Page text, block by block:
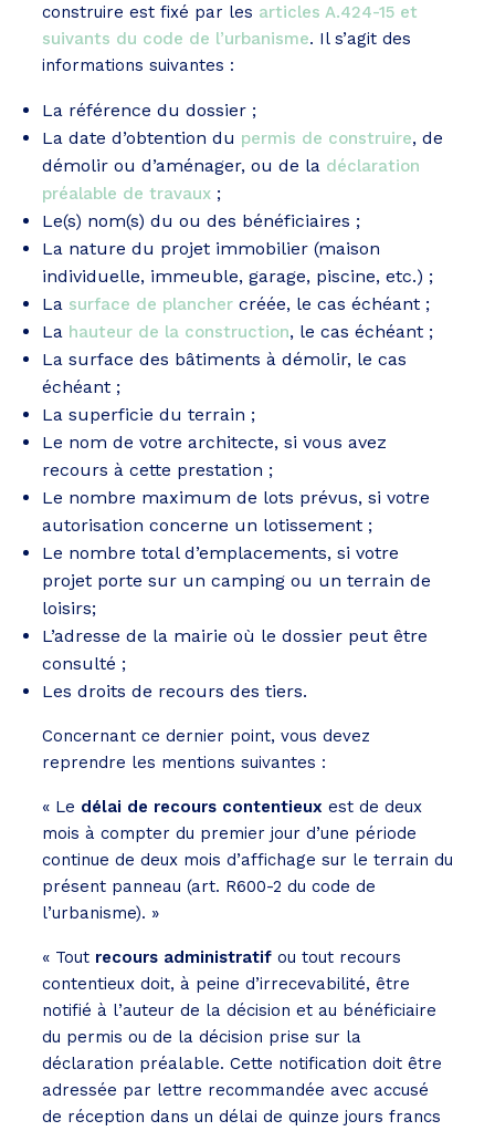
construire est fixé par les articles A.424-15 et
suivants du code de l’urbanisme. Il s’agit des
informations suivantes :
La référence du dossier ;
La date d’obtention du permis de construire, de
démolir ou d’aménager, ou de la déclaration
préalable de travaux ;
Le(s) nom(s) du ou des bénéficiaires ;
La nature du projet immobilier (maison
individuelle, immeuble, garage, piscine, etc.) ;
La surface de plancher créée, le cas échéant ;
La hauteur de la construction, le cas échéant ;
La surface des bâtiments à démolir, le cas
échéant ;
La superficie du terrain ;
Le nom de votre architecte, si vous avez
recours à cette prestation ;
Le nombre maximum de lots prévus, si votre
autorisation concerne un lotissement ;
Le nombre total d’emplacements, si votre
projet porte sur un camping ou un terrain de
loisirs;
L’adresse de la mairie où le dossier peut être
consulté ;
Les droits de recours des tiers.
Concernant ce dernier point, vous devez
reprendre les mentions suivantes :
« Le délai de recours contentieux est de deux
mois à compter du premier jour d’une période
continue de deux mois d’affichage sur le terrain du
présent panneau (art. R600-2 du code de
l’urbanisme). »
« Tout recours administratif ou tout recours
contentieux doit, à peine d’irrecevabilité, être
notifié à l’auteur de la décision et au bénéficiaire
du permis ou de la décision prise sur la
déclaration préalable. Cette notification doit être
adressée par lettre recommandée avec accusé
de réception dans un délai de quinze jours francs